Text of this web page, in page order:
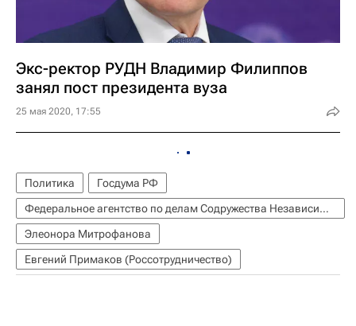
Экс-ректор РУДН Владимир Филиппов
занял пост президента вуза
25 мая 2020, 17:55
Политика
Госдума РФ
Федеральное агентство по делам Содружества Независимых Государств, соотечественников, проживающих за рубежом, и по международному гуманитарному сотрудничеству (Россотрудничество)
Элеонора Митрофанова
Евгений Примаков (Россотрудничество)